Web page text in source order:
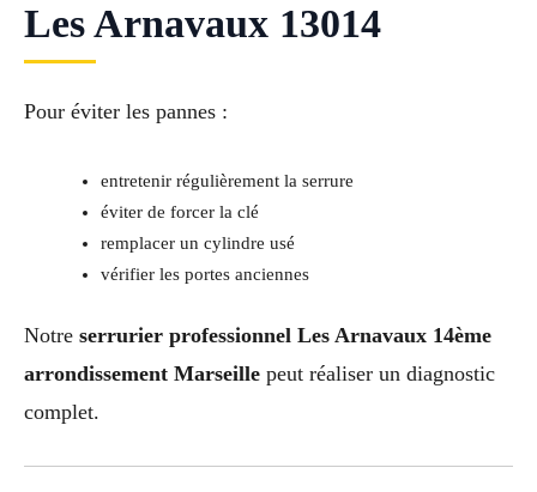
Les Arnavaux 13014
Pour éviter les pannes :
entretenir régulièrement la serrure
éviter de forcer la clé
remplacer un cylindre usé
vérifier les portes anciennes
Notre serrurier professionnel Les Arnavaux 14ème
arrondissement Marseille peut réaliser un diagnostic
complet.